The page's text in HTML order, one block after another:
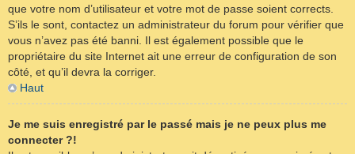
que votre nom d’utilisateur et votre mot de passe soient corrects.
S’ils le sont, contactez un administrateur du forum pour vérifier que
vous n’avez pas été banni. Il est également possible que le
propriétaire du site Internet ait une erreur de configuration de son
côté, et qu’il devra la corriger.
Haut
Je me suis enregistré par le passé mais je ne peux plus me
connecter ?!